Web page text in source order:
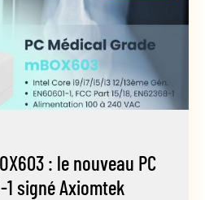
: le nouveau PC
1 signé Axiomtek